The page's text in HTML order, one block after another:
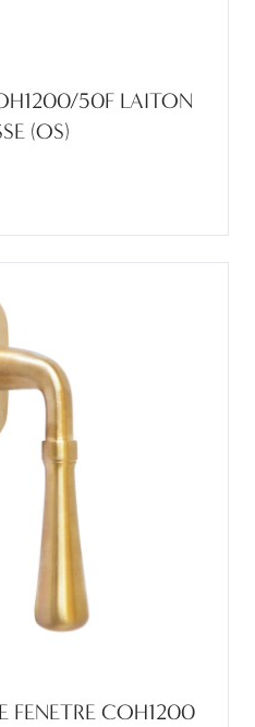
50F LAITON
(OS)
FENETRE COH1200